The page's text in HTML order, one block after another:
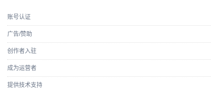
账号认证
广告/赞助
创作者入驻
成为运营者
提供技术支持